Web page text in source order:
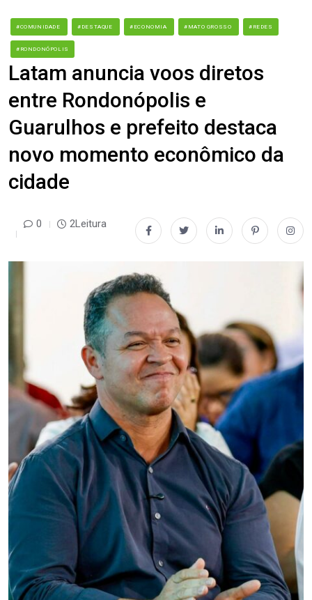
#COMUNIDADE #DESTAQUE #ECONOMIA #MATO GROSSO #REDES
#RONDONÓPOLIS
Latam anuncia voos diretos
entre Rondonópolis e
Guarulhos e prefeito destaca
novo momento econômico da
cidade
0 2Leitura